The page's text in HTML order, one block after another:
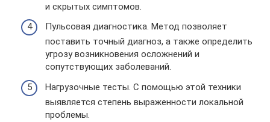
и скрытых симптомов.
Пульсовая диагностика. Метод позволяет
поставить точный диагноз, а также определить
угрозу возникновения осложнений и
сопутствующих заболеваний.
Нагрузочные тесты. С помощью этой техники
выявляется степень выраженности локальной
проблемы.